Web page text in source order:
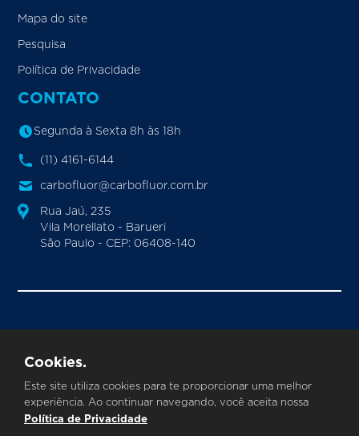
Mapa do site
Pesquisa
Política de Privacidade
CONTATO
Segunda à Sexta 8h às 18h
(11) 4161-6144
carbofluor@carbofluor.com.br
Rua Jaú, 235
Vila Morellato - Barueri
São Paulo - CEP: 06408-140
CARBOFLUOR INDUSTRIA E COMERCIO DE VALVULAS
E POLIMEROS LTDA.
Cookies.
Este site utiliza cookies para te proporcionar uma melhor
experiência. Ao continuar navegando, você aceita nossa
Política de Privacidade